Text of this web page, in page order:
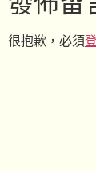
很抱歉，必須